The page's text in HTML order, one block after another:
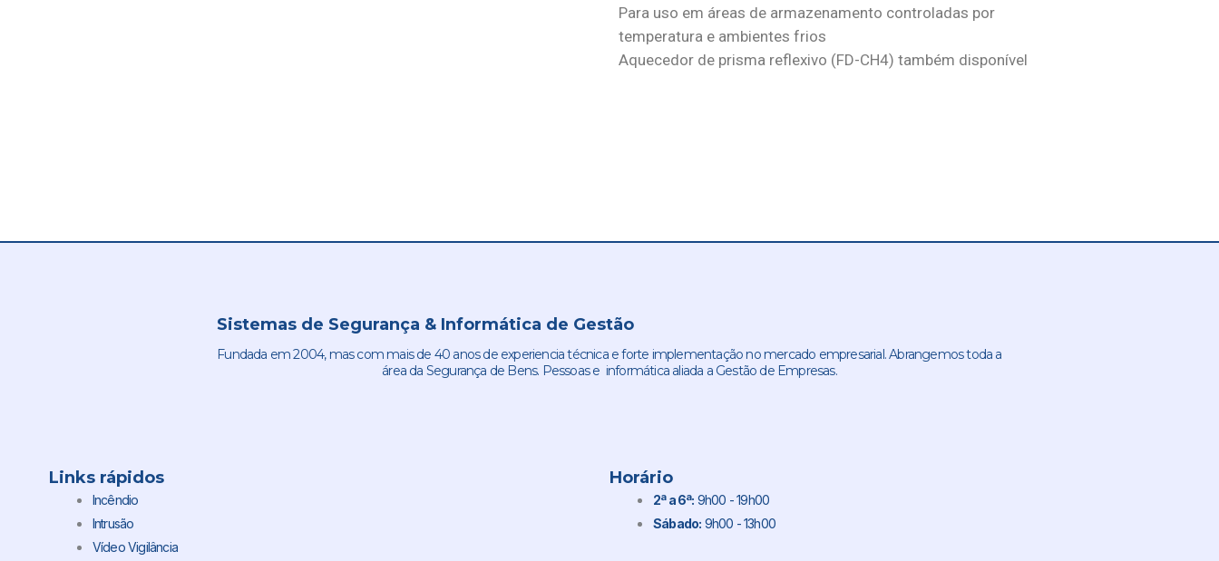
Para uso em áreas de armazenamento controladas por
temperatura e ambientes frios
Aquecedor de prisma reflexivo (FD-CH4) também disponível
Sistemas de Segurança & Informática de Gestão
Fundada em 2004, mas com mais de 40 anos de experiencia técnica e forte implementação no mercado empresarial. Abrangemos toda a
área da Segurança de Bens. Pessoas e informática aliada a Gestão de Empresas.
Links rápidos
Incêndio
Intrusão
Vídeo Vigilância
Horário
2ª a 6ª: 9h00 - 19h00
Sábado: 9h00 - 13h00